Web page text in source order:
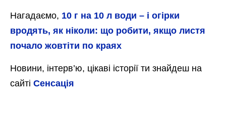
Нагадаємо, 10 г на 10 л води – і огірки
вродять, як ніколи: що робити, якщо листя
почало жовтіти по краях
Новини, інтерв’ю, цікаві історії ти знайдеш на
сайті Сенсація